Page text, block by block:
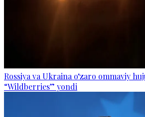
Rossiya va Ukraina o‘zaro ommaviy
“Wildberries” yondi